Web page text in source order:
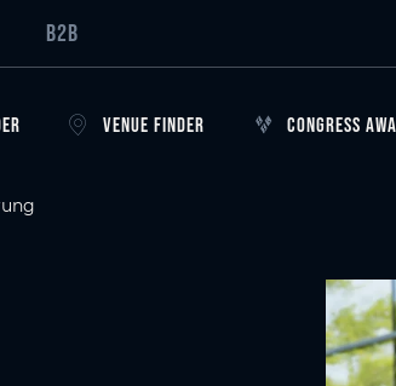
B2B
VENUE FINDER CONGRESS